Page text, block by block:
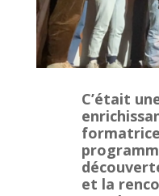
C’était
et la